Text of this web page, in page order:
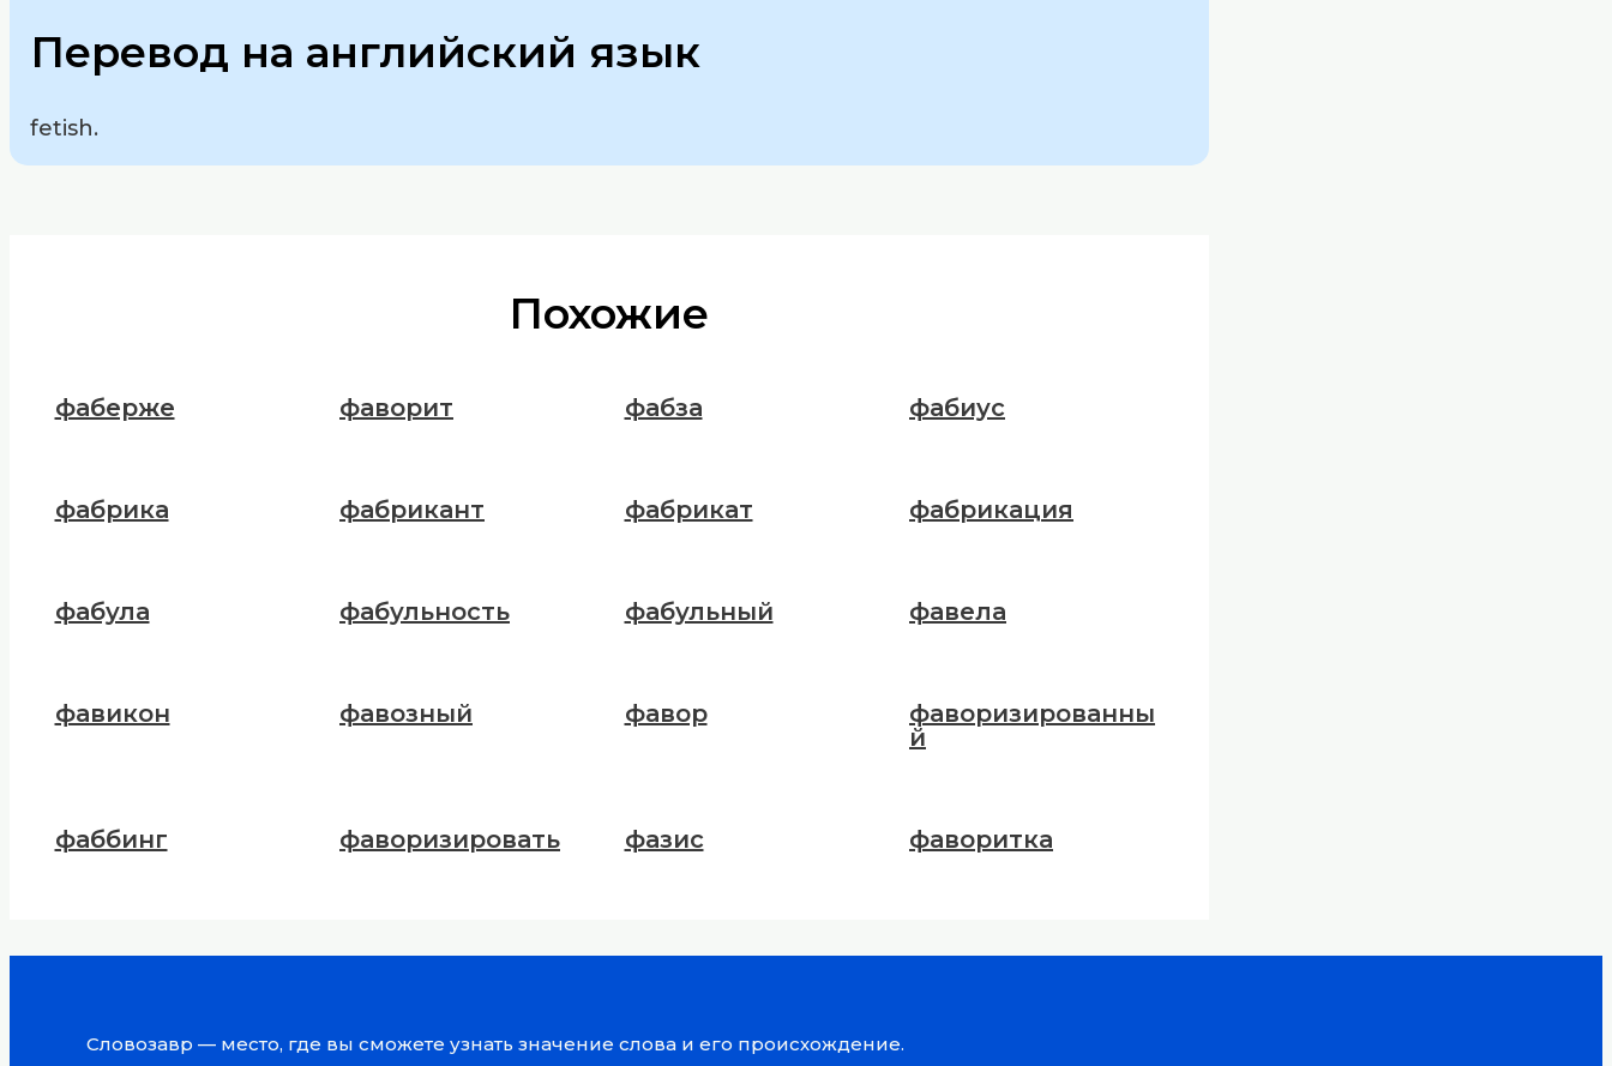
Перевод на английский язык
fetish.
Похожие
фаберже фаворит фабза фабиус
фабрика фабрикант фабрикат фабрикация
фабула фабульность фабульный фавела
фавикон фавозный фавор
фаворизированны
й
фаббинг фаворизировать фазис фаворитка
Словозавр — место, где вы сможете узнать значение слова и его происхождение.